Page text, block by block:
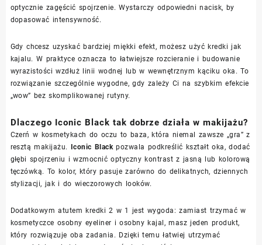
optycznie zagęścić spojrzenie. Wystarczy odpowiedni nacisk, by
dopasować intensywność.
Gdy chcesz uzyskać bardziej miękki efekt, możesz użyć kredki jak
kajalu. W praktyce oznacza to łatwiejsze rozcieranie i budowanie
wyrazistości wzdłuż linii wodnej lub w wewnętrznym kąciku oka. To
rozwiązanie szczególnie wygodne, gdy zależy Ci na szybkim efekcie
„wow” bez skomplikowanej rutyny.
Dlaczego Iconic Black tak dobrze działa w makijażu?
Czerń w kosmetykach do oczu to baza, która niemal zawsze „gra” z
resztą makijażu. Iconic Black pozwala podkreślić kształt oka, dodać
głębi spojrzeniu i wzmocnić optyczny kontrast z jasną lub kolorową
tęczówką. To kolor, który pasuje zarówno do delikatnych, dziennych
stylizacji, jak i do wieczorowych looków.
Dodatkowym atutem kredki 2 w 1 jest wygoda: zamiast trzymać w
kosmetyczce osobny eyeliner i osobny kajal, masz jeden produkt,
który rozwiązuje oba zadania. Dzięki temu łatwiej utrzymać